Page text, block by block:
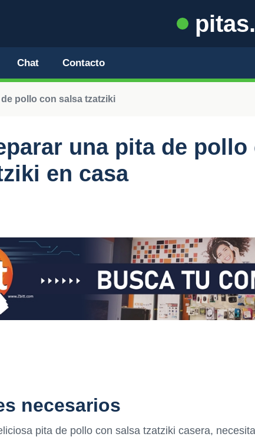
Chat Contacto
de pollo con salsa tzatziki
una pita de pollo
en casa
necesarios
pita de pollo con salsa tzatziki casera,